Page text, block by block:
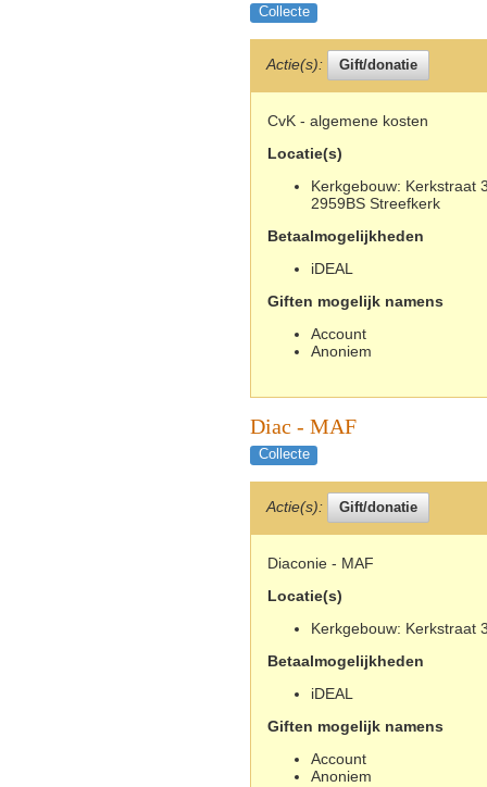
Collecte
Actie(s):
CvK - algemene kosten
Locatie(s)
Kerkgebouw: Kerkstraat
2959BS Streefkerk
Betaalmogelijkheden
iDEAL
Giften mogelijk namens
Account
Anoniem
Diac - MAF
Collecte
Actie(s):
Diaconie - MAF
Locatie(s)
Kerkgebouw: Kerkstraat
Betaalmogelijkheden
iDEAL
Giften mogelijk namens
Account
Anoniem